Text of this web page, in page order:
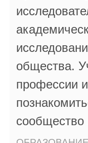
общества.
профессии
сообщество